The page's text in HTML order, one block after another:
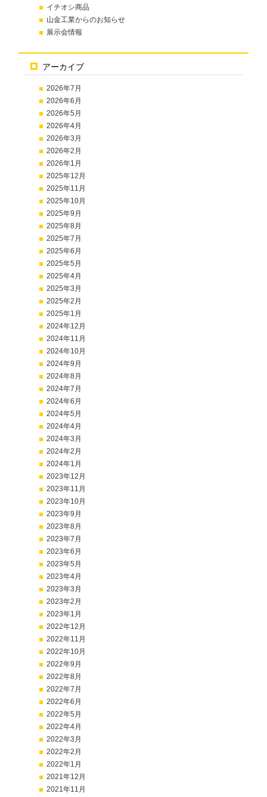
イチオシ商品
山金工業からのお知らせ
展示会情報
アーカイブ
2026年7月
2026年6月
2026年5月
2026年4月
2026年3月
2026年2月
2026年1月
2025年12月
2025年11月
2025年10月
2025年9月
2025年8月
2025年7月
2025年6月
2025年5月
2025年4月
2025年3月
2025年2月
2025年1月
2024年12月
2024年11月
2024年10月
2024年9月
2024年8月
2024年7月
2024年6月
2024年5月
2024年4月
2024年3月
2024年2月
2024年1月
2023年12月
2023年11月
2023年10月
2023年9月
2023年8月
2023年7月
2023年6月
2023年5月
2023年4月
2023年3月
2023年2月
2023年1月
2022年12月
2022年11月
2022年10月
2022年9月
2022年8月
2022年7月
2022年6月
2022年5月
2022年4月
2022年3月
2022年2月
2022年1月
2021年12月
2021年11月